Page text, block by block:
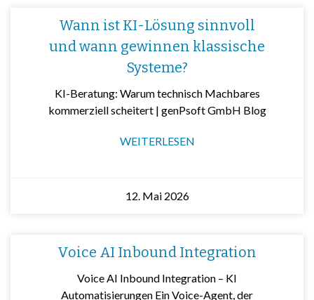
Wann ist KI-Lösung sinnvoll
und wann gewinnen klassische
Systeme?
KI-Beratung: Warum technisch Machbares
kommerziell scheitert | genPsoft GmbH Blog
WEITERLESEN
12. Mai 2026
Voice AI Inbound Integration
Voice AI Inbound Integration – KI
Automatisierungen Ein Voice-Agent, der